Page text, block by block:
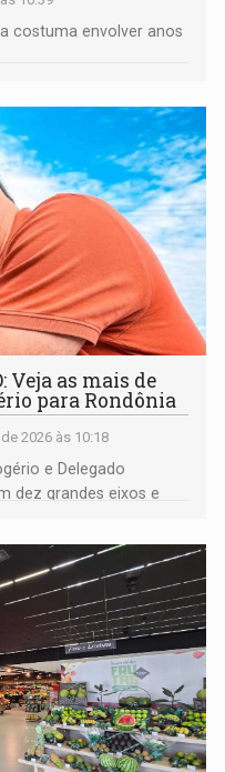
costuma envolver anos
Veja as mais de
para Rondônia
2026 às 10:18
e Delegado
dez grandes eixos e